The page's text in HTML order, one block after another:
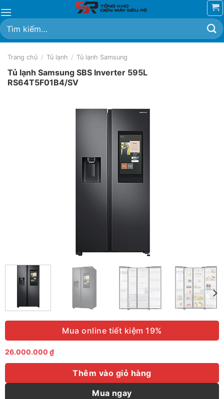
đến
nội
dung
Tìm
kiếm:
Trang chủ / Tủ lạnh / Tủ lạnh Samsung
Tủ lạnh Samsung SBS Inverter 595L
RS64T5F01B4/SV
Mua online tiết kiệm 19%
26.000.000 ₫
Thêm vào giỏ hàng
Mua ngay